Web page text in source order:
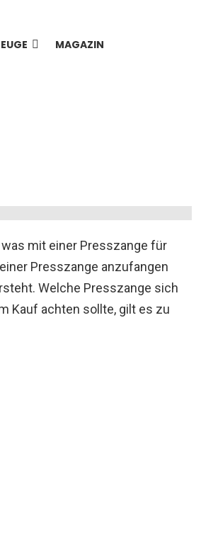
MAGAZIN
mit einer Presszange für
Presszange anzufangen
Welche Presszange sich
Kauf achten sollte, gilt es zu